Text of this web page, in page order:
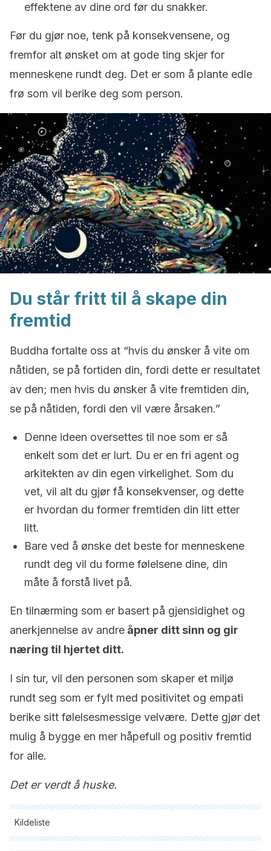
effektene av dine ord før du snakker.
Før du gjør noe, tenk på konsekvensene, og
fremfor alt ønsket om at gode ting skjer for
menneskene rundt deg. Det er som å plante edle
frø som vil berike deg som person.
Du står fritt til å skape din
fremtid
Buddha fortalte oss at “hvis du ønsker å vite om
nåtiden, se på fortiden din, fordi dette er resultatet
av den; men hvis du ønsker å vite fremtiden din,
se på nåtiden, fordi den vil være årsaken.”
Denne ideen oversettes til noe som er så
enkelt som det er lurt. Du er en fri agent og
arkitekten av din egen virkelighet. Som du
vet, vil alt du gjør få konsekvenser, og dette
er hvordan du former fremtiden din litt etter
litt.
Bare ved å ønske det beste for menneskene
rundt deg vil du forme følelsene dine, din
måte å forstå livet på.
En tilnærming som er basert på gjensidighet og
anerkjennelse av andre åpner ditt sinn og gir
næring til hjertet ditt.
I sin tur, vil den personen som skaper et miljø
rundt seg som er fylt med positivitet og empati
berike sitt følelsesmessige velvære. Dette gjør det
mulig å bygge en mer håpefull og positiv fremtid
for alle.
Det er verdt å huske.
Kildeliste
Alle siterte kilder ble grundig gjennomgått av teamet vårt for å